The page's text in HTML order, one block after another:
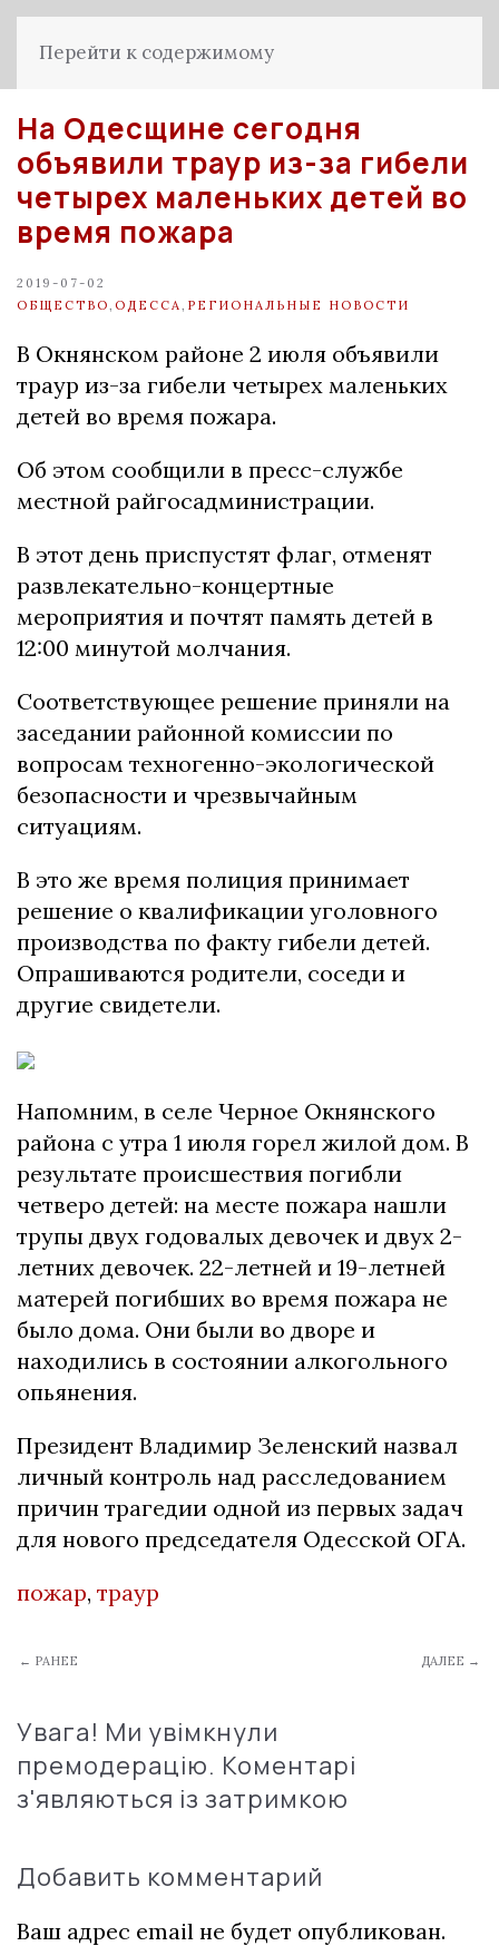
Перейти к содержимому
На Одесщине сегодня
объявили траур из-за гибели
четырех маленьких детей во
время пожара
2019-07-02
ОБЩЕСТВО ОДЕССА РЕГИОНАЛЬНЫЕ НОВОСТИ
В Окнянском районе 2 июля объявили
траур из-за гибели четырех маленьких
детей во время пожара.
Об этом сообщили в пресс-службе
местной райгосадминистрации.
В этот день приспустят флаг, отменят
развлекательно-концертные
мероприятия и почтят память детей в
12:00 минутой молчания.
Соответствующее решение приняли на
заседании районной комиссии по
вопросам техногенно-экологической
безопасности и чрезвычайным
ситуациям.
В это же время полиция принимает
решение о квалификации уголовного
производства по факту гибели детей.
Опрашиваются родители, соседи и
другие свидетели.
Напомним, в селе Черное Окнянского
района с утра 1 июля горел жилой дом. В
результате происшествия погибли
четверо детей: на месте пожара нашли
трупы двух годовалых девочек и двух 2-
летних девочек. 22-летней и 19-летней
матерей погибших во время пожара не
было дома. Они были во дворе и
находились в состоянии алкогольного
опьянения.
Президент Владимир Зеленский назвал
личный контроль над расследованием
причин трагедии одной из первых задач
для нового председателя Одесской ОГА.
пожар, траур
← РАНЕЕ ДАЛЕЕ →
Увага! Ми увімкнули
премодерацію. Коментарі
з'являються із затримкою
Добавить комментарий
Ваш адрес email не будет опубликован.